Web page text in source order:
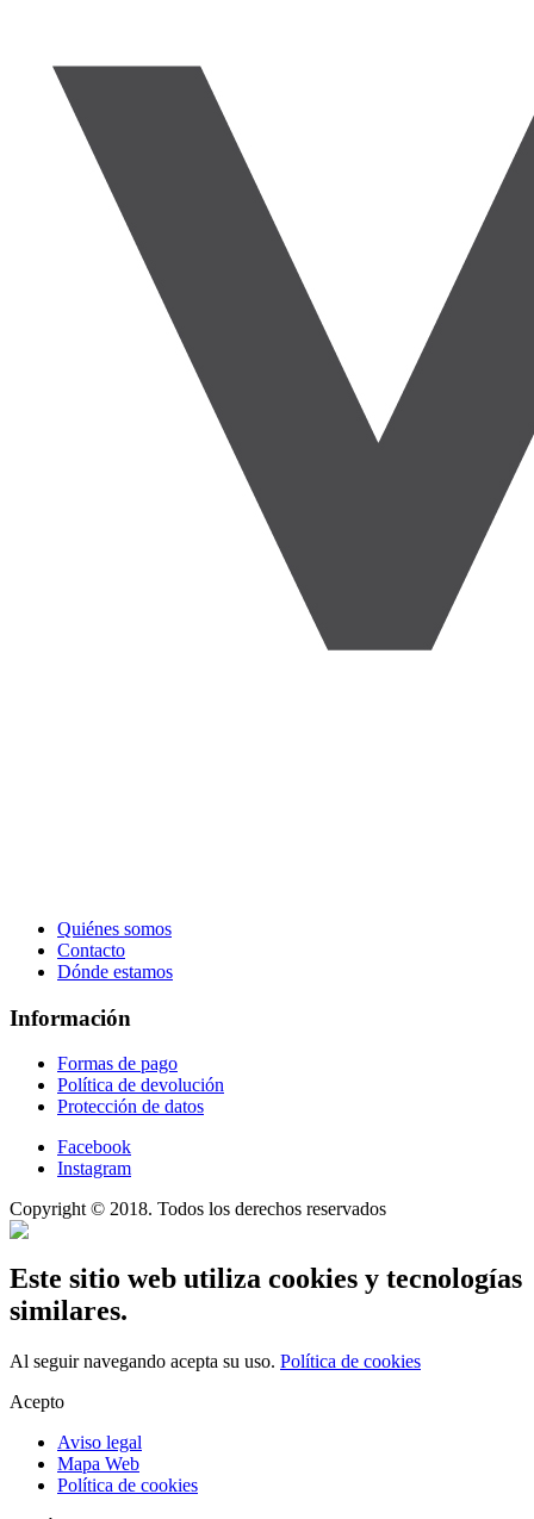
Quiénes somos
Contacto
Dónde estamos
Información
Formas de pago
Política de devolución
Protección de datos
Facebook
Instagram
Copyright © 2018. Todos los derechos reservados
Este sitio web utiliza cookies y tecnologías
similares.
Al seguir navegando acepta su uso. Política de cookies
Acepto
Aviso legal
Mapa Web
Política de cookies